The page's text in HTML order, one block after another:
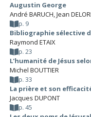
Augustin George
André BARUCH,Jean
p. 9
Bibliographie sélective
Raymond ETAIX
p. 23
L’humanité de Jésus
Michel BOUTTIER
p. 33
La prière et son
Jacques DUPONT
p. 45